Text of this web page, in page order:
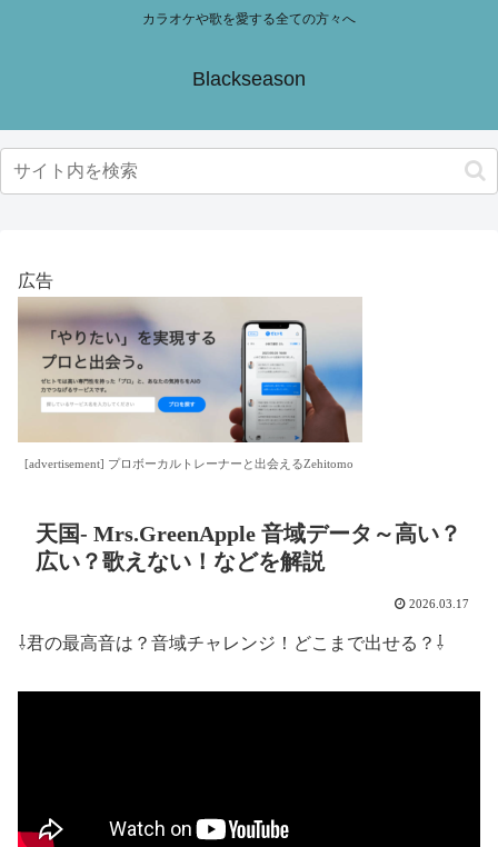
カラオケや歌を愛する全ての方々へ
Blackseason
広告
[advertisement] プロボーカルトレーナーと出会えるZehitomo
天国- Mrs.GreenApple 音域データ～高い？
広い？歌えない！などを解説
2026.03.17
⇩君の最高音は？音域チャレンジ！どこまで出せる？⇩